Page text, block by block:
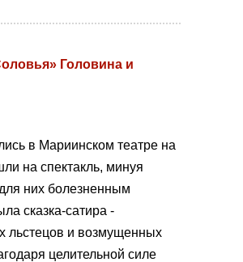
Головина и
в Мариинском театре на
на спектакль, минуя
них болезненным
сказка-сатира -
льстецов и возмущенных
целительной силе